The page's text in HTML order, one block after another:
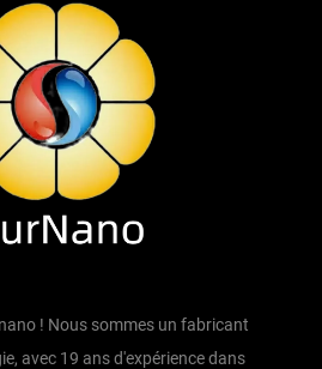
! Nous sommes un fabricant
avec 19 ans d'expérience dans